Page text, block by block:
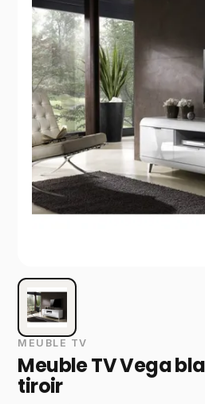
MEUBLE TV
Meuble TV Vega
tiroir